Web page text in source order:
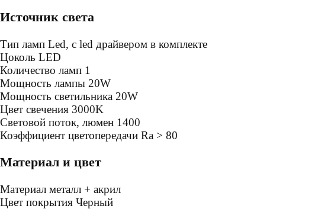
Источник света
Тип ламп Led, с led драйвером в комплекте
Цоколь LED
Количество ламп 1
Мощность лампы 20W
Мощность светильника 20W
Цвет свечения 3000K
Световой поток, люмен 1400
Коэффициент цветопередачи Ra > 80
Материал и цвет
Mатериал металл + акрил
Цвет покрытия Черный